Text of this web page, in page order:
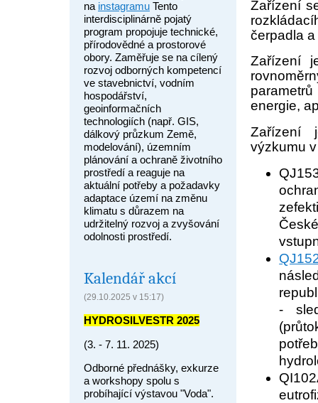
na instagramu Tento
interdisciplinárně pojatý
program propojuje technické,
přírodovědné a prostorové
obory. Zaměřuje se na cílený
rozvoj odborných kompetencí
ve stavebnictví, vodním
hospodářství,
geoinformačních
technologiích (např. GIS,
dálkový průzkum Země,
modelování), územním
plánování a ochraně životního
prostředí a reaguje na
aktuální potřeby a požadavky
adaptace území na změnu
klimatu s důrazem na
udržitelný rozvoj a zvyšování
odolnosti prostředí.
Kalendář akcí
(29.10.2025 v 15:17)
HYDROSILVESTR 2025
(3. - 7. 11. 2025)
Odborné přednášky, exkurze
a workshopy spolu s
probíhající výstavou "Voda".
Zařízení
čerpadla
Zařízení
energie,
Zařízení
výzkumu
-